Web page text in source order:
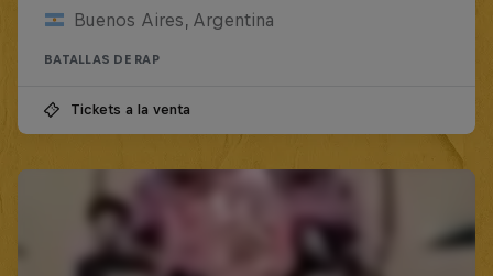
Buenos Aires, Argentina
BATALLAS DE RAP
Tickets a la venta